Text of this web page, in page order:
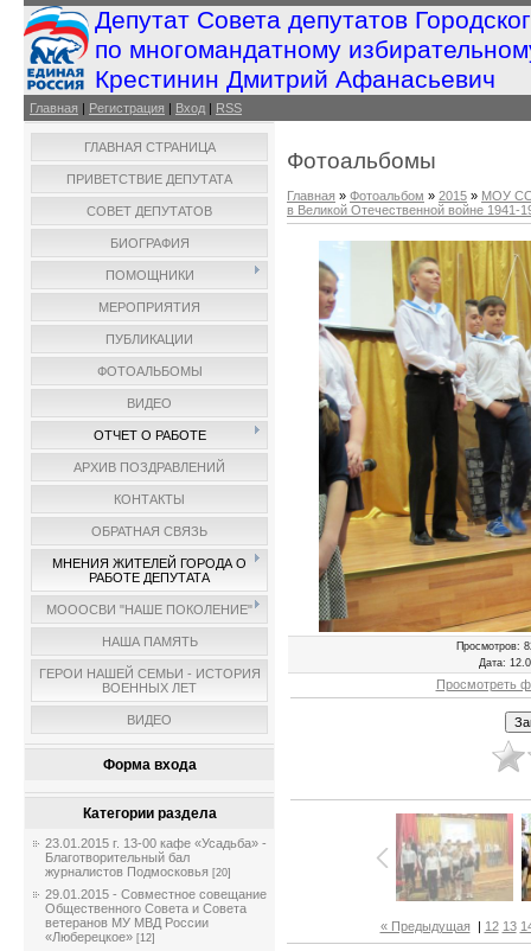
Депутат Совета депутатов
по многомандатному
Крестинин Дмитрий Афанасьевич
Главная | Регистрация | Вход | RSS
ГЛАВНАЯ СТРАНИЦА
ПРИВЕТСТВИЕ ДЕПУТАТА
СОВЕТ ДЕПУТАТОВ
БИОГРАФИЯ
ПОМОЩНИКИ
МЕРОПРИЯТИЯ
ПУБЛИКАЦИИ
ФОТОАЛЬБОМЫ
ВИДЕО
ОТЧЕТ О РАБОТЕ
АРХИВ ПОЗДРАВЛЕНИЙ
КОНТАКТЫ
ОБРАТНАЯ СВЯЗЬ
МНЕНИЯ ЖИТЕЛЕЙ ГОРОДА О
РАБОТЕ ДЕПУТАТА
МОООСВИ "НАШЕ ПОКОЛЕНИЕ"
НАША ПАМЯТЬ
ГЕРОИ НАШЕЙ СЕМЬИ - ИСТОРИЯ
ВОЕННЫХ ЛЕТ
ВИДЕО
Форма входа
Категории раздела
23.01.2015 г. 13-00 кафе «Усадьба» -
Благотворительный бал
журналистов Подмосковья [20]
29.01.2015 - Совместное совещание
Общественного Совета и Совета
ветеранов МУ МВД России
«Люберецкое» [12]
Фотоальбомы
Главная » Фотоальбом » 2015 » МОУ
в Великой Отечественной войне 1941-
Просмотров:
Дата:
Просмотреть
« Предыдущая | 12 13